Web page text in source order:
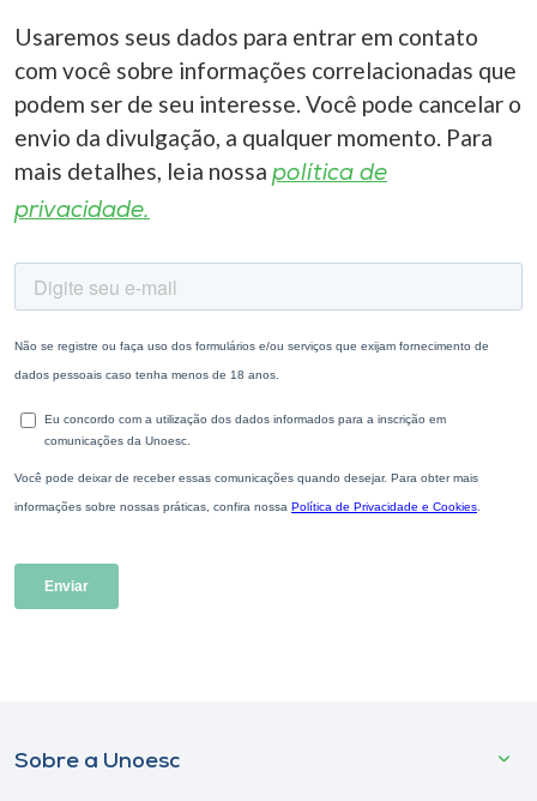
Usaremos seus dados para entrar em contato
com você sobre informações correlacionadas que
podem ser de seu interesse. Você pode cancelar o
envio da divulgação, a qualquer momento. Para
mais detalhes, leia nossa política de
privacidade.
Sobre a Unoesc